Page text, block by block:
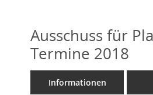
Ausschuss für
Termine 2018
Informationen